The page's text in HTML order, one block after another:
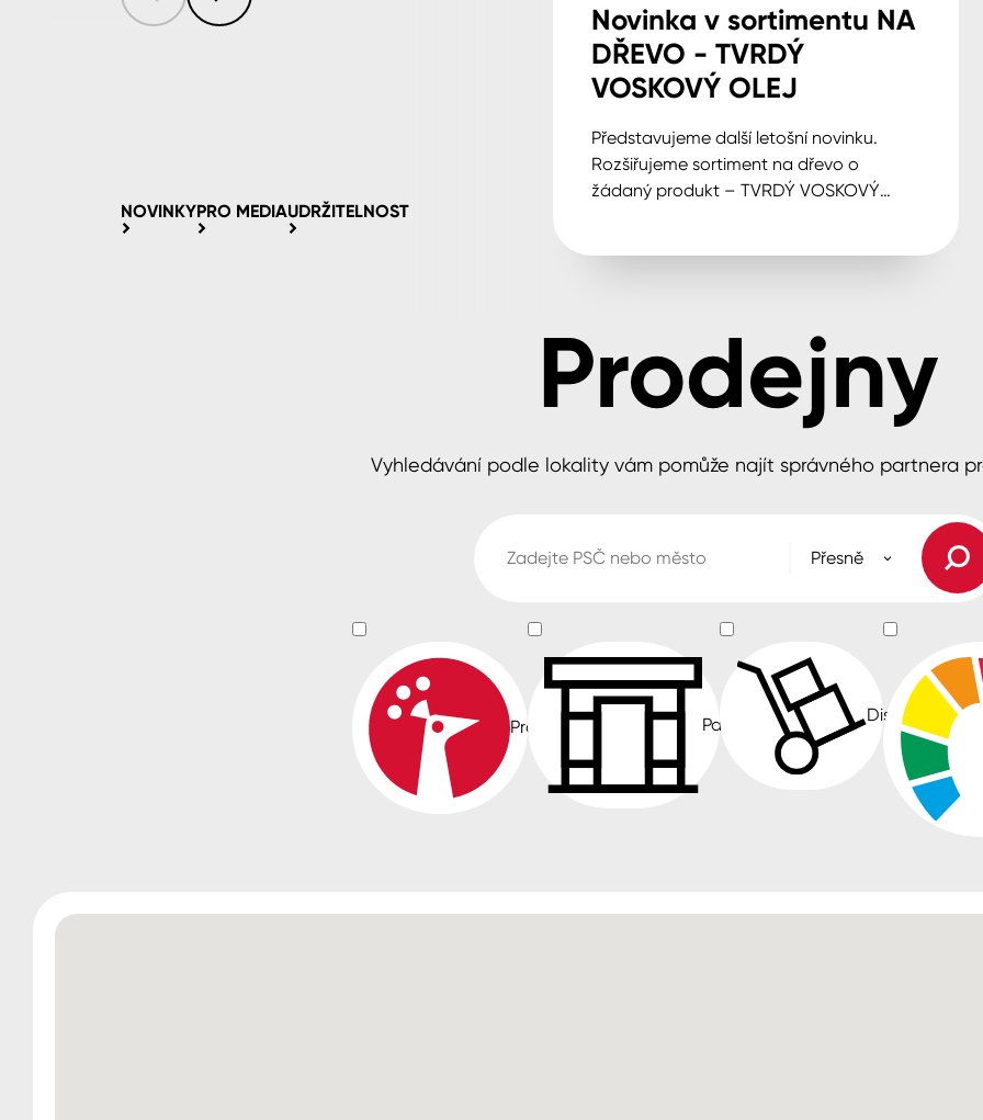
NOVINKYPRO MEDIAUDRŽITELNOST
Novinka v sortimentu NA
DŘEVO - TVRDÝ
VOSKOVÝ OLEJ
Představujeme další letošní novinku.
Rozšiřujeme sortiment na dřevo o
žádaný produkt – TVRDÝ VOSKOVÝ
Prodejny
Vyhledávání podle lokality vám pomůže najít správného partnera
Přesně
Prodejny Colorlak Partnerské prodejny Distribuční